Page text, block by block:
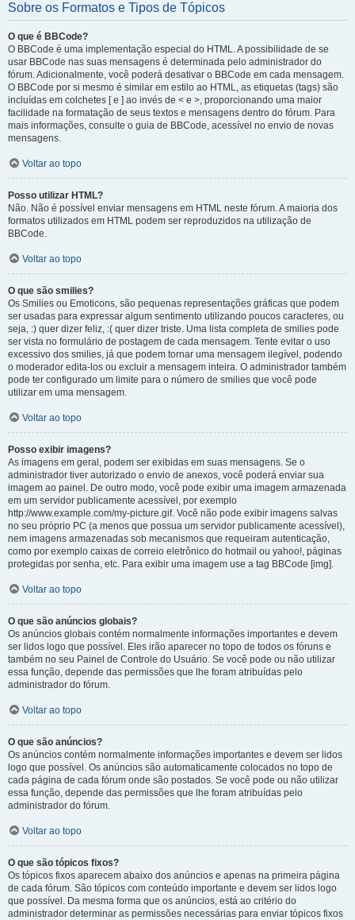
Sobre os Formatos e Tipos de Tópicos
O que é BBCode?
O BBCode é uma implementação especial do HTML. A possibilidade de se
usar BBCode nas suas mensagens é determinada pelo administrador do
fórum. Adicionalmente, você poderá desativar o BBCode em cada mensagem.
O BBCode por si mesmo é similar em estilo ao HTML, as etiquetas (tags) são
incluídas em colchetes [ e ] ao invés de < e >, proporcionando uma maior
facilidade na formatação de seus textos e mensagens dentro do fórum. Para
mais informações, consulte o guia de BBCode, acessível no envio de novas
mensagens.
Voltar ao topo
Posso utilizar HTML?
Não. Não é possível enviar mensagens em HTML neste fórum. A maioria dos
formatos utilizados em HTML podem ser reproduzidos na utilização de
BBCode.
Voltar ao topo
O que são smilies?
Os Smilies ou Emoticons, são pequenas representações gráficas que podem
ser usadas para expressar algum sentimento utilizando poucos caracteres, ou
seja, :) quer dizer feliz, :( quer dizer triste. Uma lista completa de smilies pode
ser vista no formulário de postagem de cada mensagem. Tente evitar o uso
excessivo dos smilies, já que podem tornar uma mensagem ilegível, podendo
o moderador edita-los ou excluir a mensagem inteira. O administrador também
pode ter configurado um limite para o número de smilies que você pode
utilizar em uma mensagem.
Voltar ao topo
Posso exibir imagens?
As imagens em geral, podem ser exibidas em suas mensagens. Se o
administrador tiver autorizado o envio de anexos, você poderá enviar sua
imagem ao painel. De outro modo, você pode exibir uma imagem armazenada
em um servidor publicamente acessível, por exemplo
http://www.example.com/my-picture.gif. Você não pode exibir imagens salvas
no seu próprio PC (a menos que possua um servidor publicamente acessível),
nem imagens armazenadas sob mecanismos que requeiram autenticação,
como por exemplo caixas de correio eletrônico do hotmail ou yahoo!, páginas
protegidas por senha, etc. Para exibir uma imagem use a tag BBCode [img].
Voltar ao topo
O que são anúncios globais?
Os anúncios globais contém normalmente informações importantes e devem
ser lidos logo que possível. Eles irão aparecer no topo de todos os fóruns e
também no seu Painel de Controle do Usuário. Se você pode ou não utilizar
essa função, depende das permissões que lhe foram atribuídas pelo
administrador do fórum.
Voltar ao topo
O que são anúncios?
Os anúncios contém normalmente informações importantes e devem ser lidos
logo que possível. Os anúncios são automaticamente colocados no topo de
cada página de cada fórum onde são postados. Se você pode ou não utilizar
essa função, depende das permissões que lhe foram atribuídas pelo
administrador do fórum.
Voltar ao topo
O que são tópicos fixos?
Os tópicos fixos aparecem abaixo dos anúncios e apenas na primeira página
de cada fórum. São tópicos com conteúdo importante e devem ser lidos logo
que possível. Da mesma forma que os anúncios, está ao critério do
administrador determinar as permissões necessárias para enviar tópicos fixos